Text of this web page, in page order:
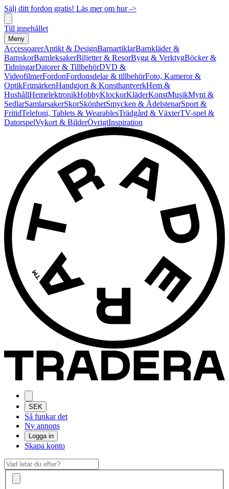
Sälj ditt fordon gratis! Läs mer om hur ->
Till innehållet
Meny
AccessoarerAntikt & DesignBarnartiklarBarnkläder &
BarnskorBarnleksakerBiljetter & ResorBygg & VerktygBöcker &
TidningarDatorer & TillbehörDVD &
VideofilmerFordonFordonsdelar & tillbehörFoto, Kameror &
OptikFrimärkenHandgjort & KonsthantverkHem &
HushållHemelektronikHobbyKlockorKläderKonstMusikMynt &
SedlarSamlarsakerSkorSkönhetSmycken & ÄdelstenarSport &
FritidTelefoni, Tablets & WearablesTrädgård & VäxterTV-spel &
DatorspelVykort & BilderÖvrigtInspiration
SEK
Så funkar det
Ny annons
Logga in
Skapa konto